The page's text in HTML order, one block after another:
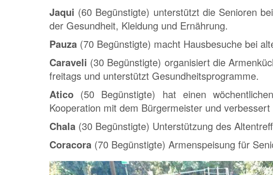
Jaqui (60 Begünstigte) unterstützt die Senioren
der Gesundheit, Kleidung und Ernährung.
Pauza (70 Begünstigte) macht Hausbesuche bei
Caraveli (30 Begünstigte) organisiert die
freitags und unterstützt Gesundheitsprogramme.
Atico (50 Begünstigte) hat einen
Kooperation mit dem Bürgermeister und
Chala (30 Begünstigte) Unterstützung des
Coracora (70 Begünstigte) Armenspeisung für